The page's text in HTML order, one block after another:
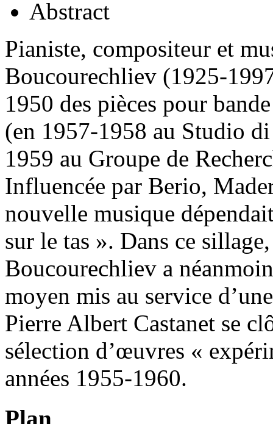
Abstract
Pianiste, compositeur et
Boucourechliev (1925-
1950 des pièces pour
(en 1957-1958 au Studio
1959 au Groupe de
Influencée par Berio,
nouvelle musique
sur le tas ». Dans ce
Boucourechliev a
moyen mis au service
Pierre Albert Castanet se
sélection d’œuvres «
années 1955-1960.
Plan